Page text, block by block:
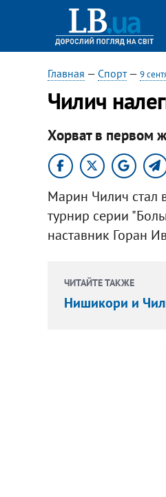
Главная — Спорт— 9
Чилич
Хорват в первом
Марин Чилич стал
турнир серии
наставник Горан
ЧИТАЙТЕ ТАКЖЕ
Нишикори и